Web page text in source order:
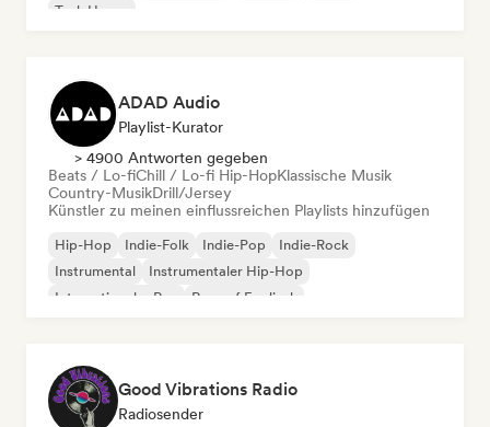
Tech House
ADAD Audio
Playlist-Kurator
> 4900 Antworten gegeben
Beats / Lo-fiChill / Lo-fi Hip-HopKlassische Musik
Country-MusikDrill/Jersey
Künstler zu meinen einflussreichen Playlists hinzufügen
Hip-Hop Indie-Folk Indie-Pop
Indie-Rock
Instrumental
Instrumentaler Hip-Hop
Internationaler Rap
Rap auf Englisch
Good Vibrations Radio
Radiosender